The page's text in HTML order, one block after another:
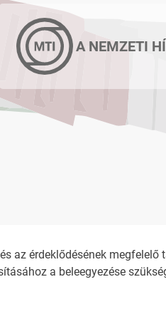
az érdeklődésének
a beleegyezése
A NEMZETI